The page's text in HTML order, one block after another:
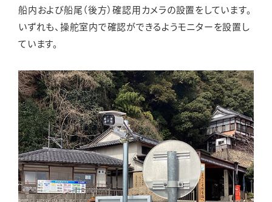
船内および船尾（後方）確認用カメラの設置をしています。
いずれも、操舵室内で確認ができるようモニターを設置し
ています。